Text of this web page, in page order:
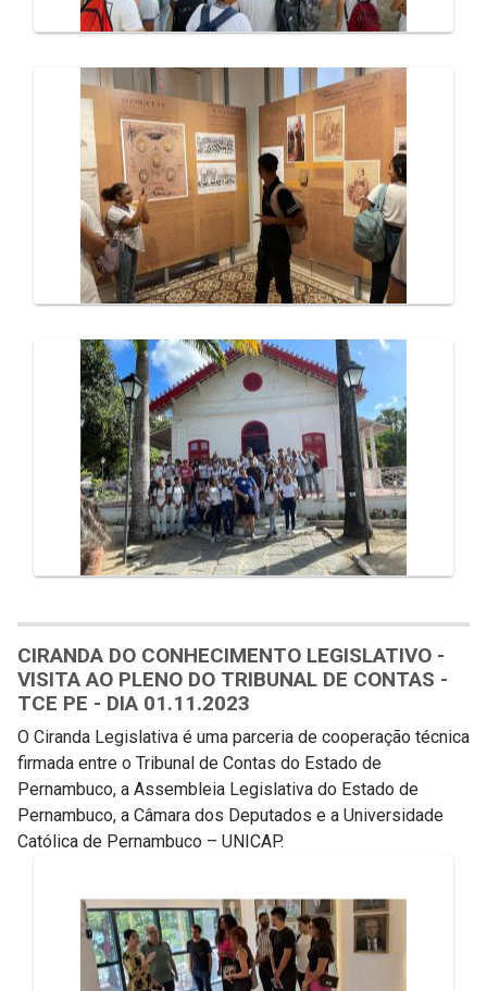
CIRANDA DO CONHECIMENTO LEGISLATIVO -
VISITA AO PLENO DO TRIBUNAL DE CONTAS -
TCE PE - DIA 01.11.2023
O Ciranda Legislativa é uma parceria de cooperação técnica
firmada entre o Tribunal de Contas do Estado de
Pernambuco, a Assembleia Legislativa do Estado de
Pernambuco, a Câmara dos Deputados e a Universidade
Católica de Pernambuco – UNICAP.